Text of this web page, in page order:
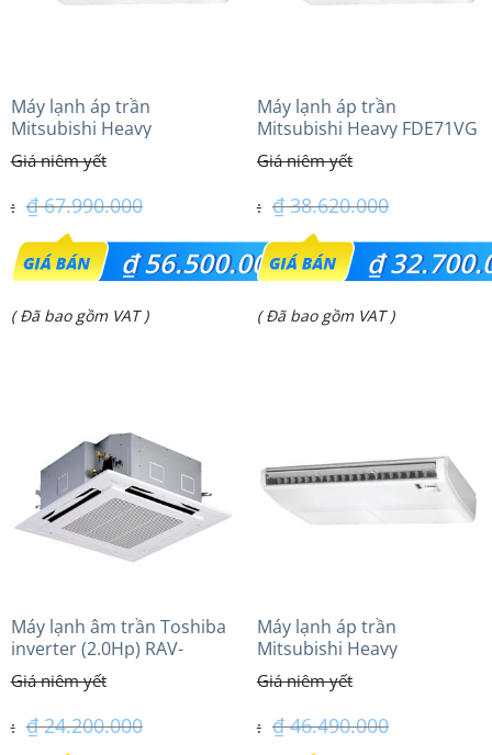
Máy lạnh áp trần
Mitsubishi Heavy
FDE140VG (6.0Hp) Cao cấp
– 1 Pha
₫67.990.000
Giá
gốc
là:
₫56.500.000
Giá
₫ 56.500.000.
( Đã bao gồm VAT )
Máy lạnh áp trần
Mitsubishi Heavy FDE71VG
(3.0Hp) Tiêu chuẩn
₫38.620.000
Giá
gốc
là:
₫
Giá
₫ 32.700.000.
( Đã bao gồm VAT )
Máy lạnh âm trần Toshiba
inverter (2.0Hp) RAV-
GV1801AP-V
₫24.200.000
Máy lạnh áp trần
Mitsubishi Heavy
FDE100VG (4.0Hp) Cao cấp
– 1 Pha
₫46.490.000